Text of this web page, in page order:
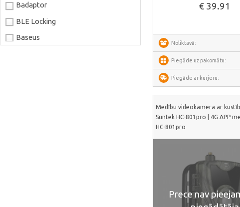
Badaptor
BLE Locking
Baseus
€ 39.91
Noliktavā:
Piegāde uz pakomātu:
Piegāde ar kurjeru:
Medību videokamera ar
Suntek HC-801pro | 4G APP
HC-801pro
Prece nav